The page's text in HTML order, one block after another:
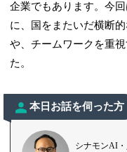
企業でもあります。今
に、国をまたいだ横断
や、チームワークを重
た。
本日お話を伺った方
シナモンAI